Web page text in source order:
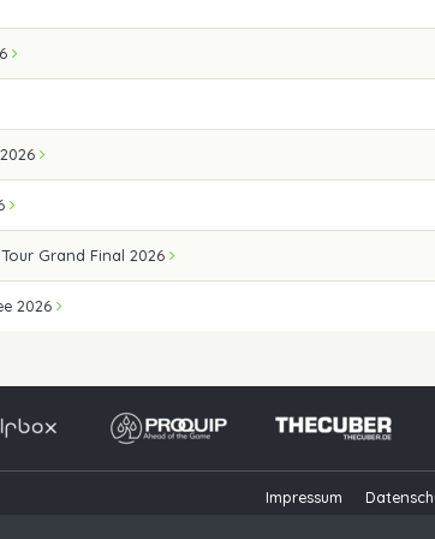
Grand Final 2026
2026
Impressum